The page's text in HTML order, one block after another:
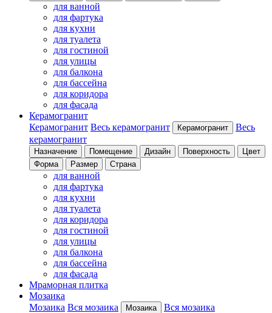
для ванной
для фартука
для кухни
для туалета
для гостиной
для улицы
для балкона
для бассейна
для коридора
для фасада
Керамогранит
Керамогранит Весь керамогранит Керамогранит
Весь
керамогранит
Назначение Помещение Дизайн Поверхность
Цвет
Форма
Размер Страна
для ванной
для фартука
для кухни
для туалета
для коридора
для гостиной
для улицы
для балкона
для бассейна
для фасада
Мраморная плитка
Мозаика
Мозаика Вся мозаика Мозаика Вся мозаика